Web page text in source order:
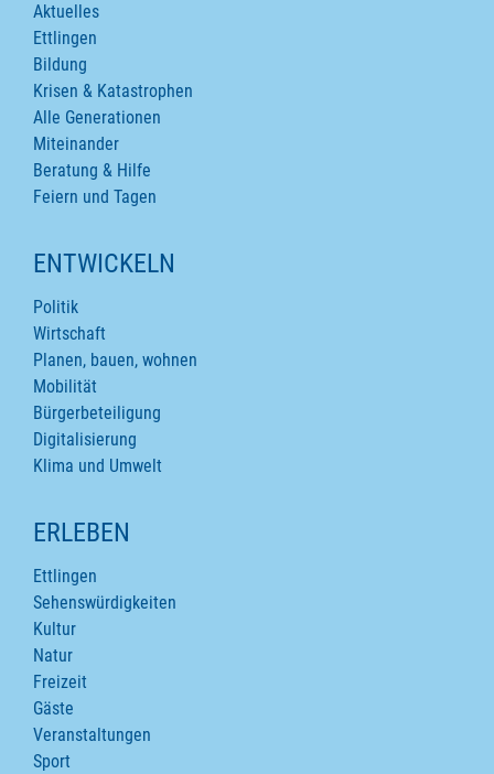
Aktuelles
Ettlingen
Bildung
Krisen & Katastrophen
Alle Generationen
Miteinander
Beratung & Hilfe
Feiern und Tagen
ENTWICKELN
Politik
Wirtschaft
Planen, bauen, wohnen
Mobilität
Bürgerbeteiligung
Digitalisierung
Klima und Umwelt
ERLEBEN
Ettlingen
Sehenswürdigkeiten
Kultur
Natur
Freizeit
Gäste
Veranstaltungen
Sport